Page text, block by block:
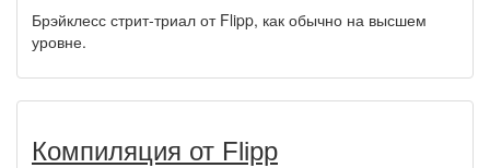
Брэйклесс стрит-триал от Flipp, как обычно на высшем
уровне.
Компиляция от Flipp